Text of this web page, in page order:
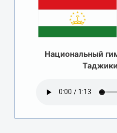
Национальный